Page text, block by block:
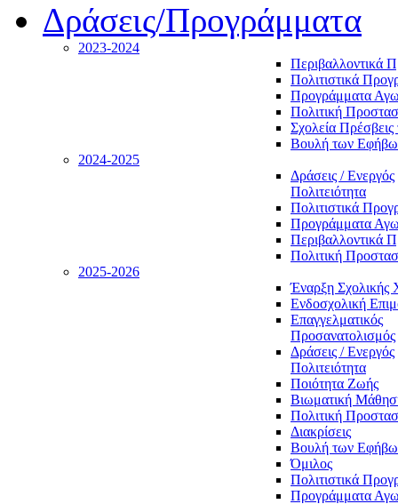
Δράσεις/Προγράμματα
2023-2024
Περιβαλλοντικά
Πολιτιστικά
Προγράμματα
Πολιτική
Σχολεία
Βουλή των
2024-2025
Δράσεις / Ενεργός
Πολιτειότητα
Πολιτιστικά
Προγράμματα
Περιβαλλοντικά
Πολιτική
2025-2026
Έναρξη Σχολικής
Ενδοσχολική
Επαγγελματικός
Προσανατολισμός
Δράσεις / Ενεργός
Πολιτειότητα
Ποιότητα Ζωής
Βιωματική
Πολιτική
Διακρίσεις
Βουλή των
Όμιλος
Πολιτιστικά
Προγράμματα